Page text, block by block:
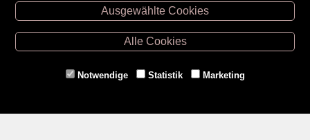
Retz -02942/20433
Hollabrunn -02952/30057
Eggenburg -02984/3836
Gmünd -
Ausgewählte Cookies
Alle Cookies
Notwendige Statistik Marketing